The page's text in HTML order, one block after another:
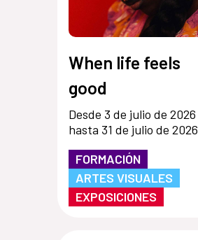
When life feels
good
Desde 3 de julio de 2026
hasta 31 de julio de 2026
FORMACIÓN
ARTES VISUALES
EXPOSICIONES